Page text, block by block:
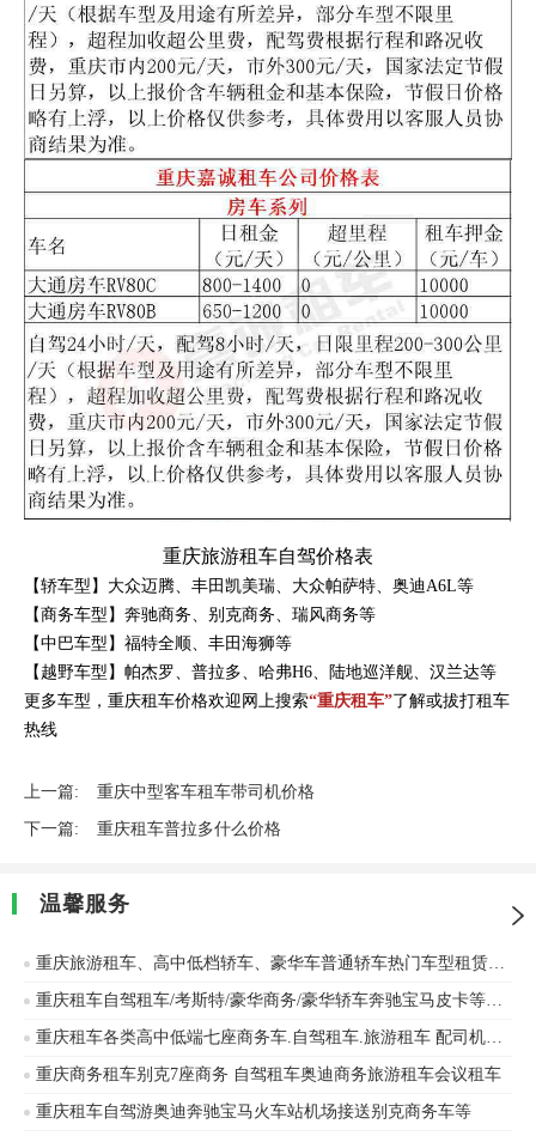
重庆旅游租车自驾价格表
【轿车型】大众迈腾、丰田凯美瑞、大众帕萨特、奥迪A6L等
【商务车型】奔驰商务、别克商务、瑞风商务等
【中巴车型】福特全顺、丰田海狮等
【越野车型】帕杰罗、普拉多、哈弗H6、陆地巡洋舰、汉兰达等
更多车型，重庆租车价格欢迎网上搜索“重庆租车”了解或拔打租车
热线
上一篇: 重庆中型客车租车带司机价格
下一篇: 重庆租车普拉多什么价格
温馨服务
重庆商务租车别克7座商务 自驾租车奥迪商务旅游租车会议租车
重庆租车自驾游奥迪奔驰宝马火车站机场接送别克商务车等